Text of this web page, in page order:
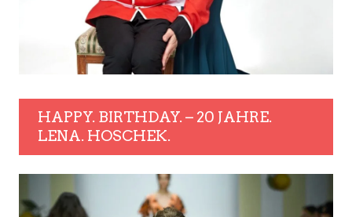
HAPPY. BIRTHDAY. – 20 JAHRE.
LENA. HOSCHEK.